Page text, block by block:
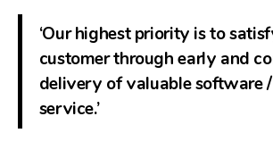
‘Our highest priority is to
customer through early and
delivery of valuable software
service.’